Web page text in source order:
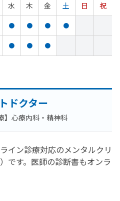
水 木 金 土 日
祝
● ● ● ●
● ● ●
ドクター
】心療内科・精神科
イン診療対応のメンタルクリ
です。医師の診断書もオンラ